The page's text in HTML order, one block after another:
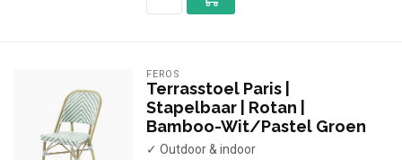
FEROS
Terrasstoel Paris |
Stapelbaar | Rotan |
Bamboo-Wit/Pastel Groen
✓ Outdoor & indoor